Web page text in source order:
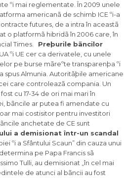
ºi mai reglementate. În 2009 unele
americanã de schimb ICE ºi-a
futures, de a intra în aceastã
o platformã hibridã în 2006 care, în
Times. Preþurile bãncilor
ºi UE cer ca derivatele, cu unele
pe burse mãreºte transparenþa ºi
spus Almunia. Autoritãþile americane
care controleazã compania. Un
cu 17-34 de ori mai mari în
bãncile ar putea fi amendate cu
mai costisitor pentru investitori
anchetate de CE sunt
a demisionat într-un scandal
ºi a Sfântului Scaun” din cauza unui
pe Papa Francis sã
Tulli, au demisionat „în cel mai
de atunci al bãncii au fost